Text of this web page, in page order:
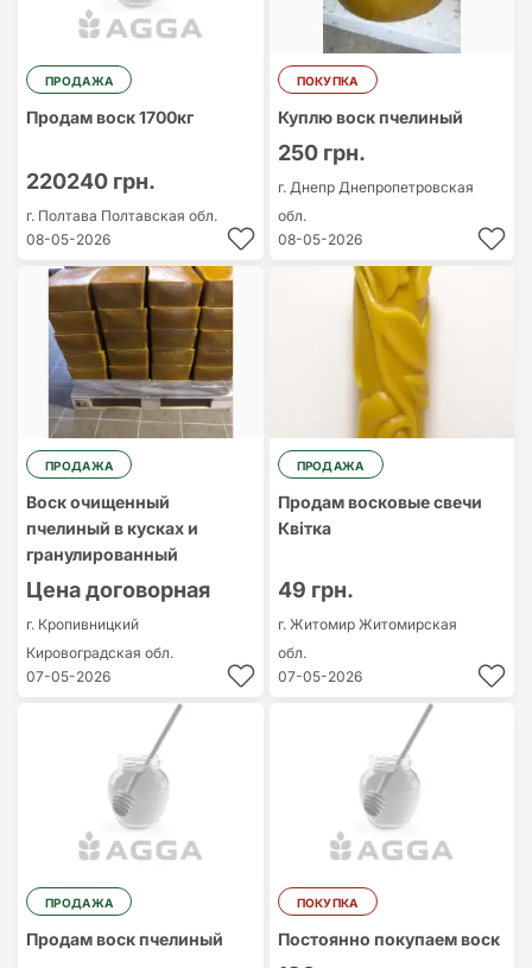
ПРОДАЖА
Продам воск 1700кг
220240 грн.
г. Полтава Полтавская обл.
08-05-2026
ПОКУПКА
Куплю воск пчелиный
250 грн.
г. Днепр Днепропетровская
обл.
08-05-2026
ПРОДАЖА
Воск очищенный
пчелиный в кусках и
гранулированный
Цена договорная
г. Кропивницкий
Кировоградская обл.
07-05-2026
ПРОДАЖА
Продам восковые свечи
Квітка
49 грн.
г. Житомир Житомирская
обл.
07-05-2026
ПРОДАЖА
Продам воск пчелиный
ПОКУПКА
Постоянно покупаем воск